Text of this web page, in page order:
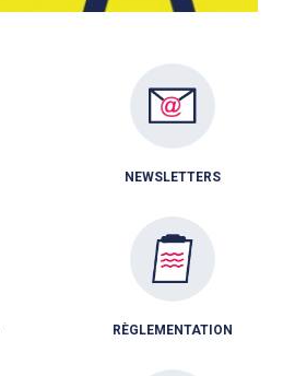
NEWSLETTERS
RÈGLEMENTATION